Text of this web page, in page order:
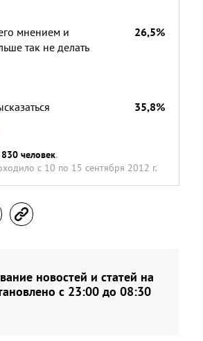
мнением и
так не делать
26,5%
35,8%
830 человек.
с 10 по 15 сентября 2012 г.
новостей и статей на
с 23:00 до 08:30